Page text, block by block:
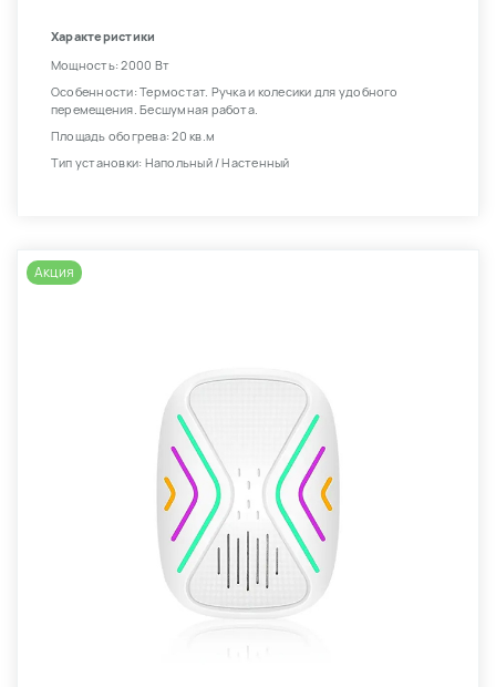
Характеристики
Мощность: 2000 Вт
Особенности: Термостат. Ручка и колесики для удобного
перемещения. Бесшумная работа.
Площадь обогрева: 20 кв.м
Тип установки: Напольный / Настенный
Акция